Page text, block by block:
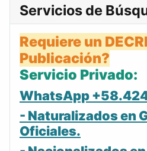
Servicios de
Requiere un
Publicación?
Servicio Privado:
WhatsApp
- Naturalizados en
Oficiales.